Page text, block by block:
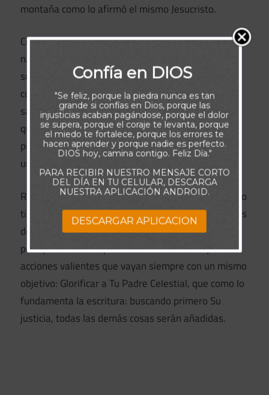
montaña como lo afirmó el mismo Jesucristo.
Cuando nos enfrentamos a retos desalentadores, es
natural sentir duda y ansiedad. Sin embargo, estos
son los momentos para profundizar nuestra
confianza en el poder supremo de Dios. Podemos
sacar fuerzas de escrituras como Jeremías 32:17,
que refuerzan la omnipotencia de Dios. Orar
pidiendo gracia y un aumento de la fe también es
una respuesta poderosa en estos momentos.
Recuerda que, con Dios de nuestro lado, el miedo no
tiene cabida (Salmo 118:6). Por tanto, en momentos
de incertidumbre o dificultad, deja que tu pequeña
pero potente fe inspire oraciones audaces y
acciones valientes que vayan siempre con un mismo
objetivo: Glorificar a Tu Padre Celestial, que como lo
fundamenta la escritura: buscando primero Su
justicia, todas las demás cosas serán añadidas.
Confía en DIOS
"Se feliz, porque la piedra nunca es tan
grande si confías en Dios, porque las
injusticias acaban pagándose, porque el dolor
se supera, porque el coraje te levanta, porque
el miedo te fortalece, porque los errores te
hacen aprender y porque nadie es perfecto.
DIOS hoy, camina contigo. Feliz Día."
PARA RECIBIR NUESTRO MENSAJE CORTO
DEL DÍA EN TU CELULAR, DESCARGA
NUESTRA APLICACIÓN ANDROID.
DESCARGAR APLICACION